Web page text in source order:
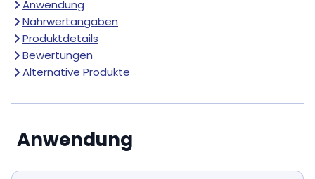
Anwendung
Nährwertangaben
Produktdetails
Bewertungen
Alternative Produkte
Anwendung